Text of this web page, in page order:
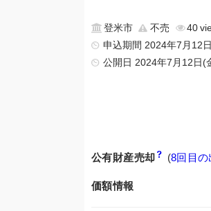
登米市 不売
40
申込期間 2024年7月12
公開日 2024年7月12日(
公有財産売却 (8回目の
価額情報